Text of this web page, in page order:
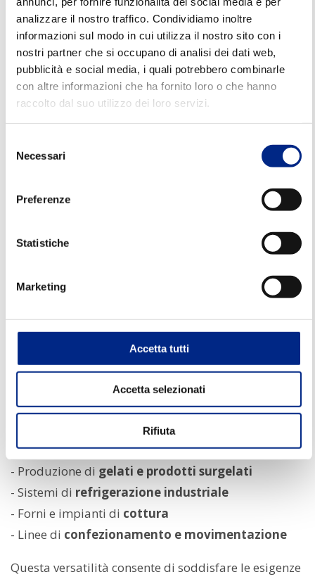
analizzare il nostro traffico. Condividiamo inoltre
informazioni sul modo in cui utilizza il nostro sito con i
nostri partner che si occupano di analisi dei dati web,
pubblicità e social media, i quali potrebbero combinarle
con altre informazioni che ha fornito loro o che hanno
raccolto dal suo utilizzo dei loro servizi.
delNecessari
Preferenze
Statistiche
Marketing
Accetta tutti
Accetta selezionati
Rifiuta
- Zone soggette a lavaggi intensivi
- Contesti con temperature molto elevate o molto
basse
In queste condizioni,i macchinari devono
mantenere elevate prestazioni senza degradarsi
progettati per affrontare questi scenari, riducendo i
complessiva delle linee produttive.
Motori elettrici Carpanelli nel
settore alimentare
Grazie a una lunga esperienza nel settore,
soluzioni affidabili e personalizzate per ogni
applicazione alimentare.
motori Carpanellitrovano impiego in numerosi
ambiti, tra cui:
- Lavorazione e trasformazione dellecarni
- Produzione di gelati e prodotti surgelati
- Sistemi di refrigerazione industriale
- Forni e impianti di cottura
- Linee di confezionamento e movimentazione
Questa versatilità consente di soddisfare le esigenze